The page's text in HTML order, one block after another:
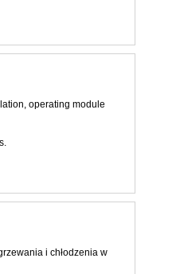
operating module
i chłodzenia w